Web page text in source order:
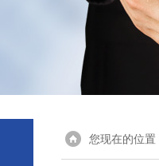
您现在的位置